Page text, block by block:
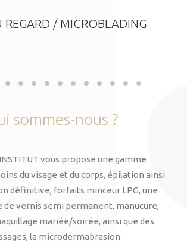
REGARD / MICROBLADING
sommes-nous ?
vous propose une gamme
du visage et du corps, épilation ainsi
définitive, forfaits minceur LPG, une
de vernis semi permanent, manucure,
mariée/soirée, ainsi que des
la microdermabrasion.